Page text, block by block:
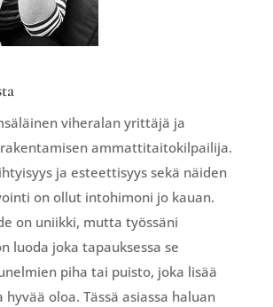
viheralan yrittäjä ja
ammattitaitokilpailija.
ja esteettisyys sekä näiden
on ollut intohimoni jo kauan.
on uniikki, mutta työssäni
luoda joka tapauksessa se
piha tai puisto, joka lisää
oloa. Tässä asiassa haluan